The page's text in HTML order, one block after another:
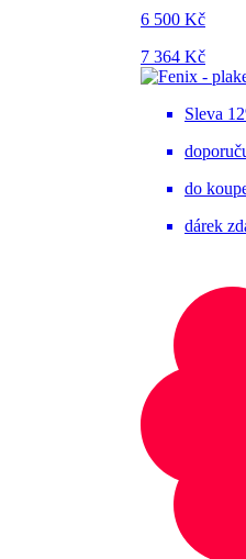
6 500 Kč
7 364 Kč
Sleva
do
dárek